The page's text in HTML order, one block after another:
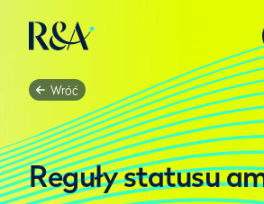
Wróć
Reguły statusu